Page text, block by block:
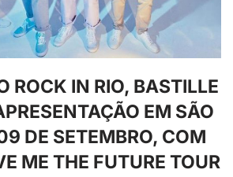
ROCK IN RIO, BASTILLE
EM SÃO
DE SETEMBRO, COM
ME THE FUTURE TOUR